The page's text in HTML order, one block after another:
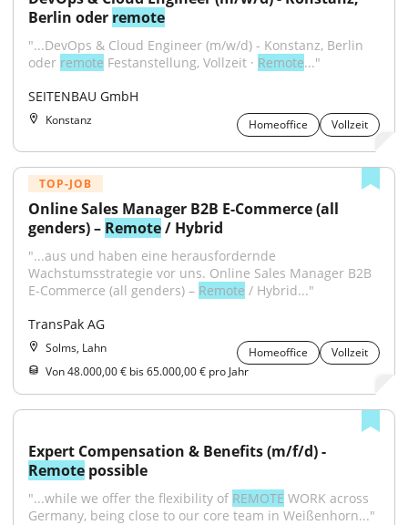
Berlin oder remote
"...DevOps & Cloud Engineer (m/w/d) - Konstanz, Berlin
oder remote Festanstellung, Vollzeit · Remote..."
SEITENBAU GmbH
Konstanz Homeoffice Vollzeit
TOP-JOB
Online Sales Manager B2B E-Commerce (all
genders) – Remote / Hybrid
"...aus und haben eine herausfordernde
Wachstumsstrategie vor uns. Online Sales Manager B2B
E-Commerce (all genders) – Remote / Hybrid..."
TransPak AG
Solms, Lahn Homeoffice
Vollzeit
Von 48.000,00 € bis 65.000,00 € pro Jahr
Remote possible
"...while we offer the flexibility of REMOTE WORK across
Germany, being close to our core team in Weißenhorn..."